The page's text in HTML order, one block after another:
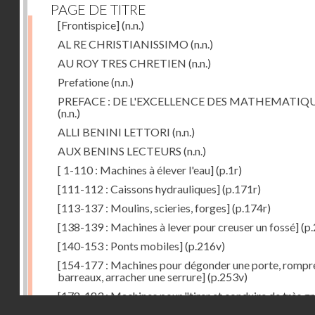
PAGE DE TITRE
[Frontispice](n.n.)
AL RE CHRISTIANISSIMO (n.n.)
AU ROY TRES CHRETIEN (n.n.)
Prefatione(n.n.)
PREFACE : DE L'EXCELLENCE DES
(n.n.)
ALLI BENINI LETTORI (n.n.)
AUX BENINS LECTEURS (n.n.)
[ 1-110 : Machines à élever l'eau](p.1r)
[111-112 : Caissons hydrauliques](p.171r)
[113-137 : Moulins, scieries, forges](p.174r)
[138-139 : Machines à lever pour creuser un fossé]
[140-153 : Ponts mobiles](p.216v)
[154-177 : Machines pour dégonder une porte,
barreaux, arracher une serrure](p.253v)
[178-183 : Machines pour "tirer et conduire de très